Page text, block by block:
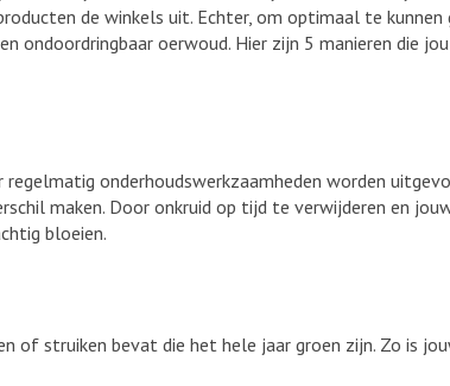
de winkels uit. Echter, om optimaal te
ondoordringbaar oerwoud. Hier zijn 5 manieren die
onderhoudswerkzaamheden worden
maken. Door onkruid op tijd te verwijderen en
bloeien.
of struiken bevat die het hele jaar groen zijn. Zo is